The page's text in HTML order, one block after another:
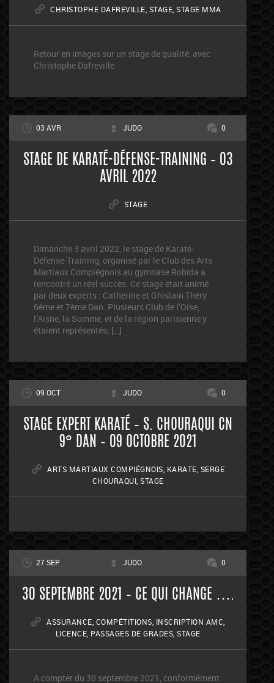
CHRISTOPHE DAFREVILLE STAGE ,STAGE MMA
Retour en images sur un stage de qualité, avec
Christophe Dafreville
03 AVR JUDO 0
STAGE DE KARATÉ-DÉFENSE-TRAINING – 03
AVRIL 2022
STAGE
Dimanche 3 avril 2022, le stage de Karaté-
Défense-Training, organisé par le Club des Arts
Martiaux Compiégnois au gymnase Robida a
rencontré un réel succès. Ce stage était animé
par deux experts : Catherine et Ghislain Théry
6ème et 7ème Dan. Plusieurs Club de l’Oise,
l’Aisne, la Somme, et de la région parisienne y
étaient représentés; […]
09 OCT JUDO 0
STAGE EXPERT KARATÉ – S. CHOURAQUI CN
9° DAN – 09 OCTOBRE 2021
ARTS MARTIAUX COMPIÉGNOIS KARATE SERGE
CHOURAQUI STAGE
27 SEP JUDO 0
30 SEPTEMBRE 2021 – CE QUI CHANGE ….
ASSURANCE COMPÉTITIONS INSCRIPTION AMC
LICENCE PASSAGES DE GRADES STAGE
A compter du 30 septembre 2021, conformément